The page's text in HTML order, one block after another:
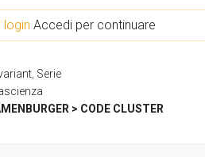
loginAccedi per continuare
Serie
> CODE CLUSTER